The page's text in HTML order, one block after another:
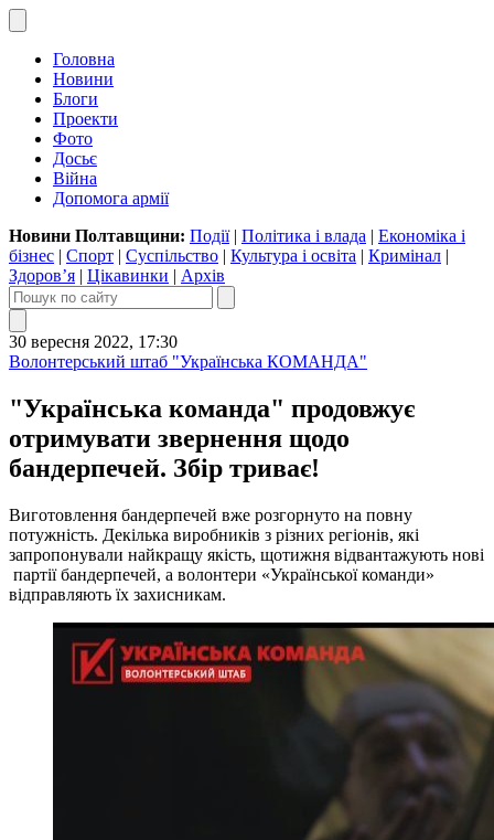
Головна
Новини
Блоги
Проекти
Фото
Досьє
Війна
Допомога армії
Новини Полтавщини: Події| Політика і влада | Економіка і
бізнес | Спорт | Суспільство | Культура і освіта | Кримінал |
Здоров’я | Цікавинки | Архів
30 вересня 2022, 17:30
Волонтерський штаб "Українська КОМАНДА"
"Українська команда" продовжує
отримувати звернення щодо
бандерпечей. Збір триває!
Виготовлення бандерпечей вже розгорнуто на повну
потужність. Декілька виробників з різних регіонів, які
запропонували найкращу якість, щотижня відвантажують нові
партії бандерпечей, а волонтери «Української команди»
відправляють їх захисникам.